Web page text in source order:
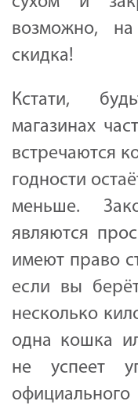
возможно,
скидка!
Кстати,
магазинах
встречаются
годности
меньше.
являются
имеют право
если вы
несколько
одна кошка
не успеет